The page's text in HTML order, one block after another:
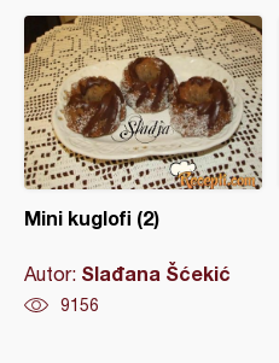
Mini kuglofi (2)
Autor: Slađana Šćekić
9156